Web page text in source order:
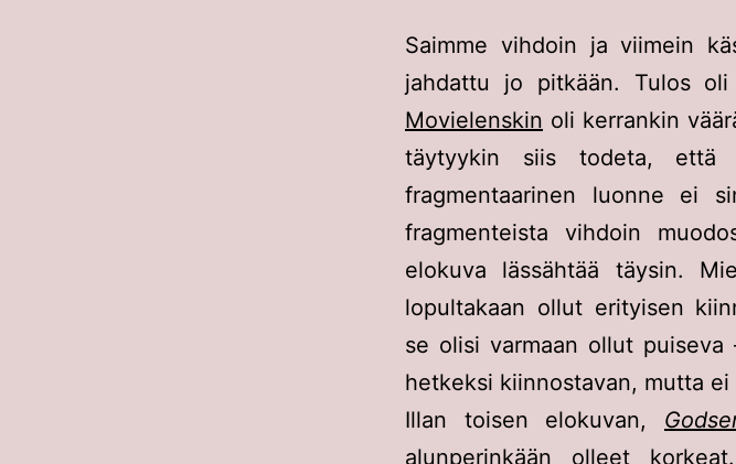
Saimme vihdoin ja viimein
jahdattu jo pitkään. Tulos
Movielenskin oli kerrankin
täytyykin siis todeta,
fragmentaarinen luonne ei
fragmenteista vihdoin
elokuva lässähtää täysin.
lopultakaan ollut erityisen
se olisi varmaan ollut
hetkeksi kiinnostavan, mutta
Illan toisen elokuvan,
alunperinkään olleet